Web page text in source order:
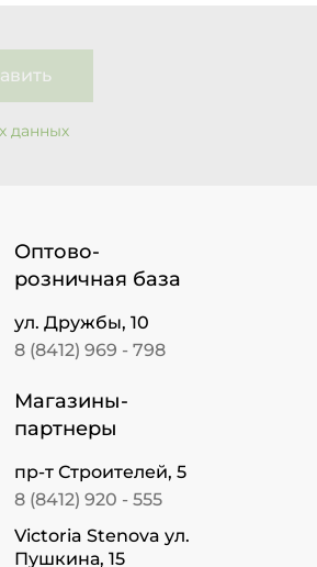
данных
Оптово-
розничная база
ул. Дружбы, 10
8 (8412) 969 - 798
Магазины-
партнеры
пр-т Строителей, 5
8 (8412) 920 - 555
Victoria Stenova ул.
Пушкина, 15